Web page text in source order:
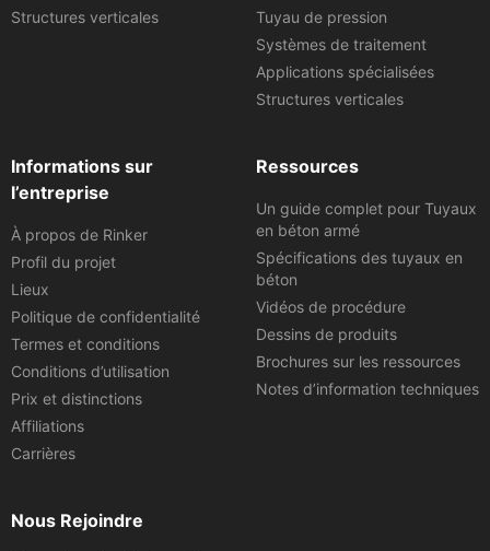
Structures verticales
Tuyau de pression
Systèmes de traitement
Applications spécialisées
Structures verticales
Informations sur
l’entreprise
À propos de Rinker
Profil du projet
Lieux
Politique de confidentialité
Termes et conditions
Conditions d’utilisation
Prix et distinctions
Affiliations
Carrières
Ressources
Un guide complet pour Tuyaux
en béton armé
Spécifications des tuyaux en
béton
Vidéos de procédure
Dessins de produits
Brochures sur les ressources
Notes d’information techniques
Nous Rejoindre